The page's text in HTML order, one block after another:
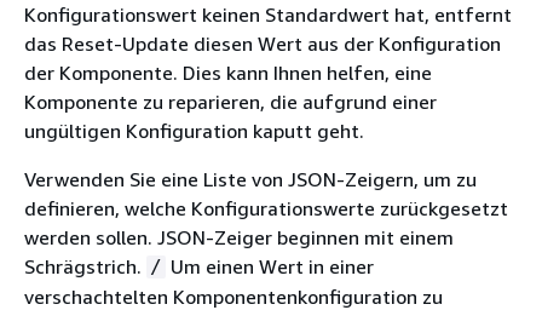
Konfigurationswert keinen Standardwert hat, entfernt
das Reset-Update diesen Wert aus der Konfiguration
der Komponente. Dies kann Ihnen helfen, eine
Komponente zu reparieren, die aufgrund einer
ungültigen Konfiguration kaputt geht.
Verwenden Sie eine Liste von JSON-Zeigern, um zu
definieren, welche Konfigurationswerte zurückgesetzt
werden sollen. JSON-Zeiger beginnen mit einem
Schrägstrich. / Um einen Wert in einer
verschachtelten Komponentenkonfiguration zu